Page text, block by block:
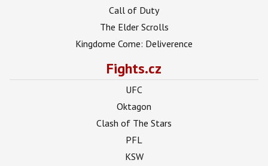
Call of Duty
The Elder Scrolls
Kingdome Come: Deliverence
Fights.cz
UFC
Oktagon
Clash of The Stars
PFL
KSW